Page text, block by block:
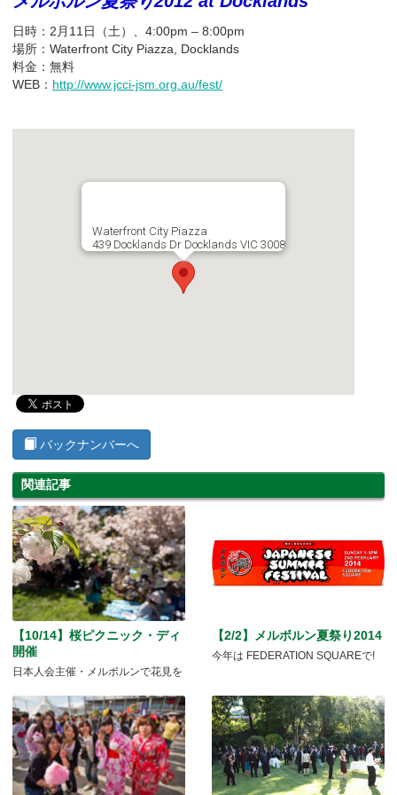
日時：2月11日（土）、4:00pm – 8:00pm
場所：Waterfront City Piazza, Docklands
料金：無料
WEB： http://www.jcci-jsm.org.au/fest/
Waterfront City Piazza
439 Docklands Dr Docklands VIC 3008
バックナンバーへ
関連記事
【10/14】桜ピクニック・ディ
開催
日本人会主催・メルボルンで花見を
【2/2】メルボルン夏祭り2014
今年は FEDERATION SQUAREで!